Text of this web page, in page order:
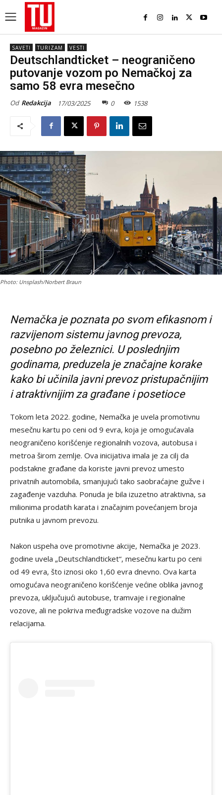
SAVETI TURIZAM VESTI
Deutschlandticket – neograničeno
putovanje vozom po Nemačkoj za
samo 58 evra mesečno
Od Redakcija 17/03/2025 0 1538
Photo: Unsplash/Norbert Braun
Nemačka je poznata po svom efikasnom i
razvijenom sistemu javnog prevoza,
posebno po železnici. U poslednjim
godinama, preduzela je značajne korake
kako bi učinila javni prevoz pristupačnijim
i atraktivnijim za građane i posetioce
Tokom leta 2022. godine, Nemačka je uvela promotivnu
mesečnu kartu po ceni od 9 evra, koja je omogućavala
neograničeno korišćenje regionalnih vozova, autobusa i
metroa širom zemlje. Ova inicijativa imala je za cilj da
podstakne građane da koriste javni prevoz umesto
privatnih automobila, smanjujući tako saobraćajne gužve i
zagađenje vazduha. Ponuda je bila izuzetno atraktivna, sa
milionima prodatih karata i značajnim povećanjem broja
putnika u javnom prevozu.
Nakon uspeha ove promotivne akcije, Nemačka je 2023.
godine uvela „Deutschlandticket“, mesečnu kartu po ceni
od 49 evra, što iznosi oko 1,60 evra dnevno. Ova karta
omogućava neograničeno korišćenje većine oblika javnog
prevoza, uključujući autobuse, tramvaje i regionalne
vozove, ali ne pokriva međugradske vozove na dužim
relacijama.